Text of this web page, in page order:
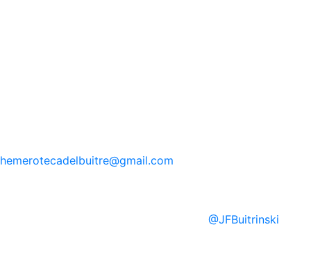
hemerotecadelbuitre@gmail.com
@JFBuitrinski